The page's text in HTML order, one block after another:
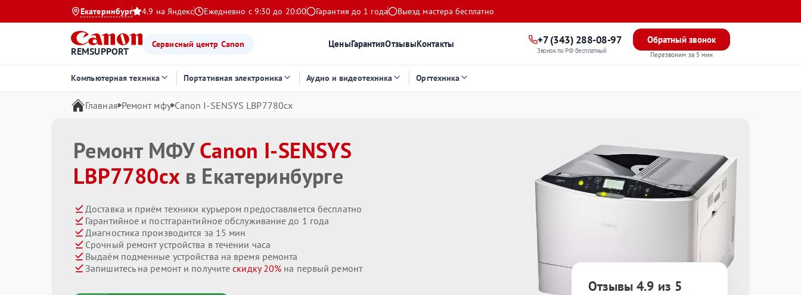
Екатеринбург 4.9 на Яндекс Ежедневно с 9:30 до 20:00 Гарантия до 1 года Выезд мастера бесплатно
REMSUPPORT
Сервисный центр Canon ЦеныГарантияОтзывыКонтакты +7 (343) 288-08-97
Звонок по РФ бесплатный
Обратный звонок
Перезвоним за 5 мин
Компьютерная техника Портативная электроника Аудио и видеотехника Оргтехника
Главная Ремонт мфу Canon I-SENSYS LBP7780cx
Ремонт МФУCanon I-SENSYS
LBP7780cxв Екатеринбурге
Доставка и приём техники курьером предоставляется бесплатно
Гарантийное и постгарантийное обслуживание до 1 года
Диагностика производится за 15 мин
Срочный ремонт устройства в течении часа
Выдаём подменные устройства на время ремонта
Запишитесь на ремонт и получитескидку 20% на первый ремонт
Отзывы 4.9 из 5